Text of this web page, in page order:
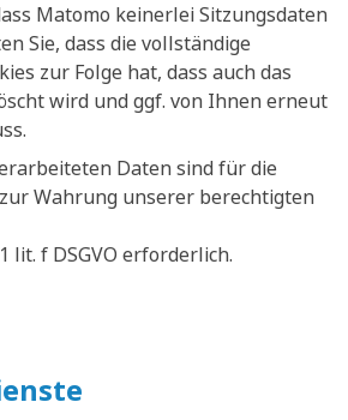
Matomo keinerlei Sitzungsdaten
Sie, dass die vollständige
zur Folge hat, dass auch das
wird und ggf. von Ihnen erneut
Daten sind für die
Wahrung unserer berechtigten
lit. f DSGVO erforderlich.